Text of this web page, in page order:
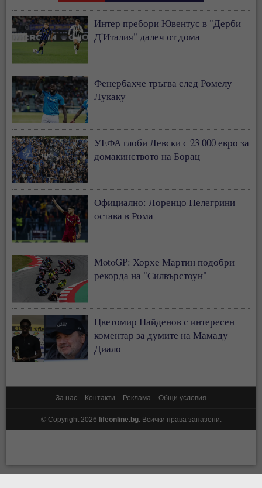
Интер пребори Ювентус в "Дерби
Д'Италия" далеч от дома
Фенербахче тръгва след Ромелу
Лукаку
УЕФА глоби Левски с 23 000 евро за
домакинството на Борац
Официално: Лоренцо Пелегрини
остава в Рома
MotoGP: Хорхе Мартин подобри
рекорда на "Силвърстоун"
Цветомир Найденов с интересен
коментар за думите на Мамаду
Диало
За нас Контакти Реклама Общи условия
© Copyright 2026 lifeonline.bg. Всички права запазени.